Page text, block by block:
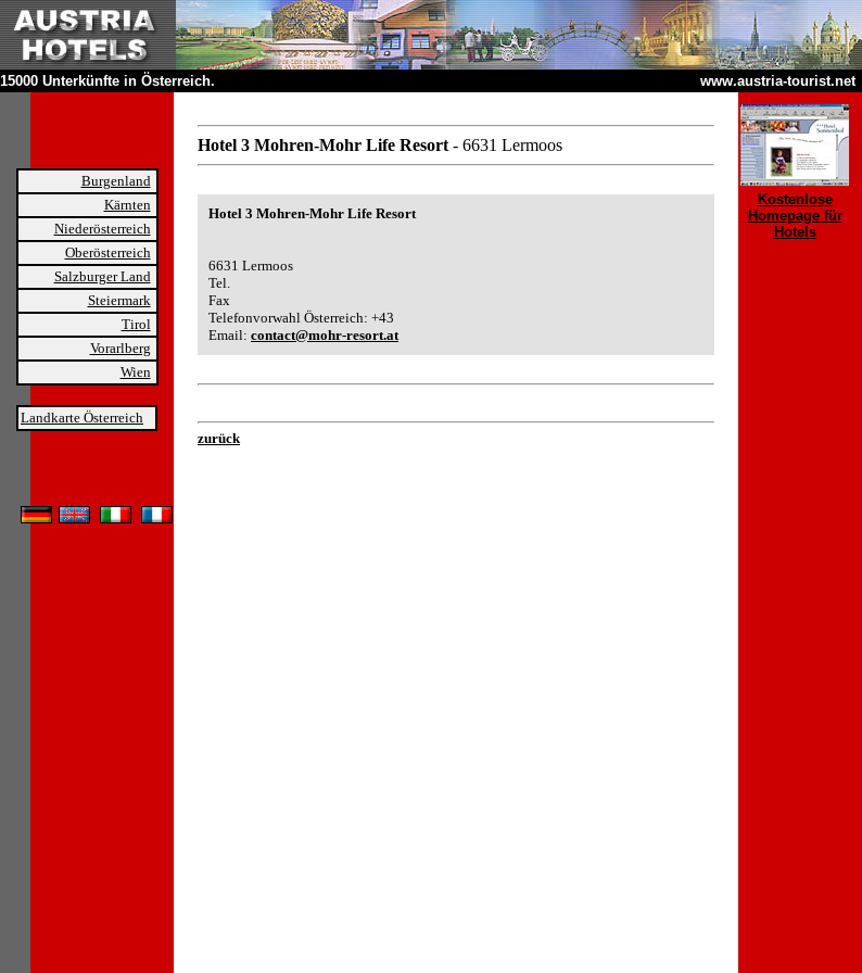
15000 Unterkünfte in Österreich. www.austria-tourist.net
Burgenland
Kärnten
Niederösterreich
Oberösterreich
Salzburger Land
Steiermark
Tirol
Vorarlberg
Wien
Landkarte Österreich
Hotel 3 Mohren-Mohr Life Resort - 6631 Lermoos
Hotel 3 Mohren-Mohr Life Resort
6631 Lermoos
Tel.
Fax
Telefonvorwahl Österreich: +43
Email: contact@mohr-resort.at
zurück
Kostenlose
Homepage für
Hotels